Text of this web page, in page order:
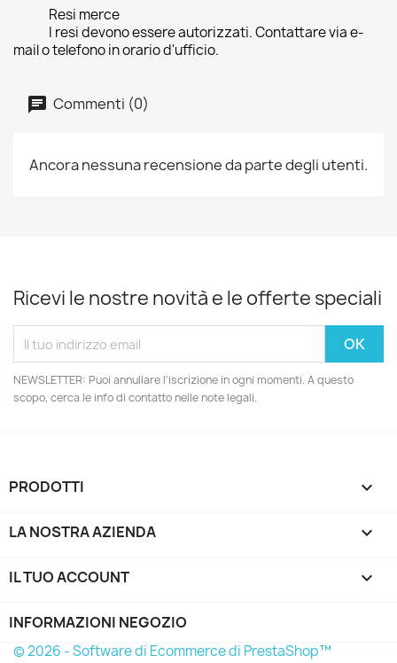
Resi merce
I resi devono essere autorizzati. Contattare via e-
mail o telefono in orario d'ufficio.
Commenti (0)
Ancora nessuna recensione da parte degli utenti.
Ricevi le nostre novità e le offerte speciali
NEWSLETTER: Puoi annullare l'iscrizione in ogni momenti. A questo
scopo, cerca le info di contatto nelle note legali.
PRODOTTI 
LA NOSTRA AZIENDA 
IL TUO ACCOUNT 
INFORMAZIONI NEGOZIO
© 2026 - Software di Ecommerce di PrestaShop™